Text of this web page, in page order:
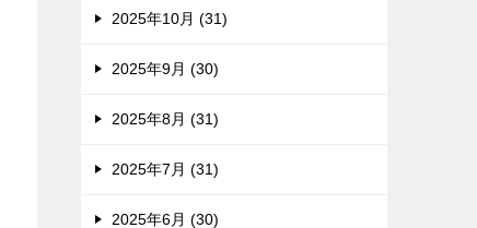
2025年10月 (31)
2025年9月 (30)
2025年8月 (31)
2025年7月 (31)
2025年6月 (30)